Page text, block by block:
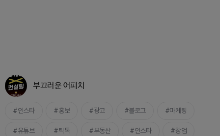
부끄러운 어피치
인스타 홍보 광고 블로그 마케팅
유튜브 틱톡 부동산 인스타 창업